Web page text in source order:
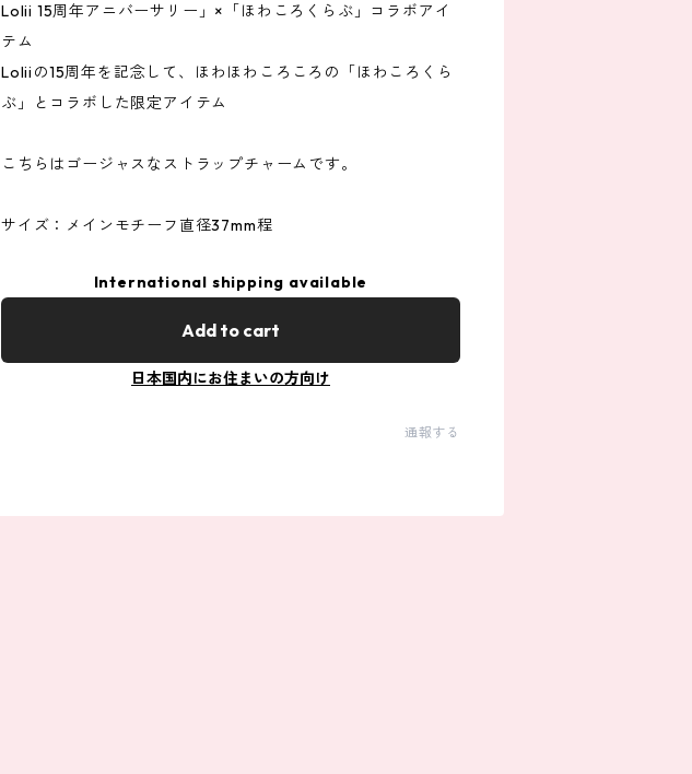
Lolii 15周年アニバーサリー」×「ほわころくらぶ」コラボアイ
テム
Loliiの15周年を記念して、ほわほわころころの「ほわころくら
ぶ」とコラボした限定アイテム
こちらはゴージャスなストラップチャームです。
サイズ：メインモチーフ直径37mm程
International shipping available
Add to cart
日本国内にお住まいの方向け
通報する